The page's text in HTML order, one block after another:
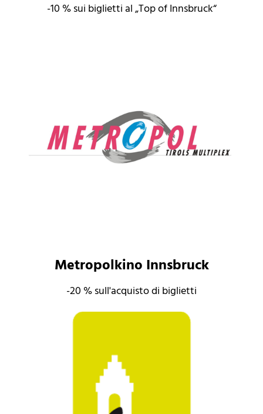
-10 % sui biglietti al „Top of Innsbruck“
Metropolkino Innsbruck
-20 % sull'acquisto di biglietti